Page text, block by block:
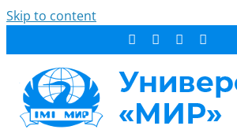
Skip to content